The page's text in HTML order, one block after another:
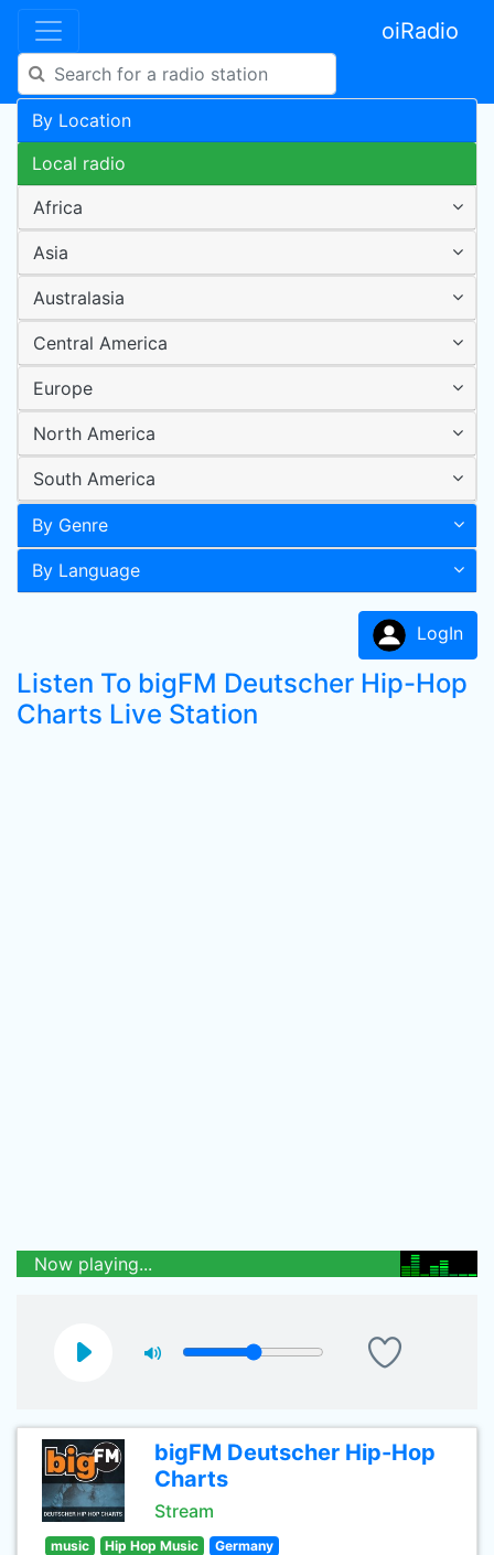
oiRadio
By Location
Local radio
Africa
Asia
Australasia
Central America
Europe
North America
South America
By Genre
By Language
LogIn
Listen To bigFM Deutscher Hip-Hop
Charts Live Station
Now playing...
bigFM Deutscher Hip-Hop
Charts
Stream
music Hip Hop Music Germany